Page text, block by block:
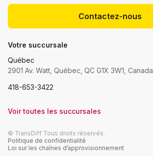
Contactez-nous
Votre succursale
Québec
2901 Av. Watt, Québec, QC G1X 3W1, Canada
418-653-3422
Voir toutes les succursales
© TransDiff Tous droits réservés.
Politique de confidentialité
Loi sur les chaînes d’approvisionnement